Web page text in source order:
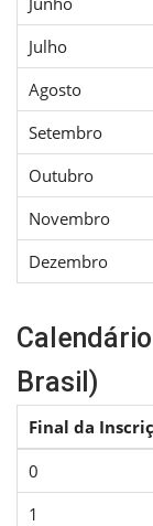
Julho
Agosto
Setembro
Outubro
Novembro
Dezembro
Brasil)
Final da
0
1